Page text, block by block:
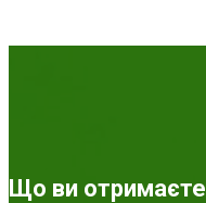
Що ви